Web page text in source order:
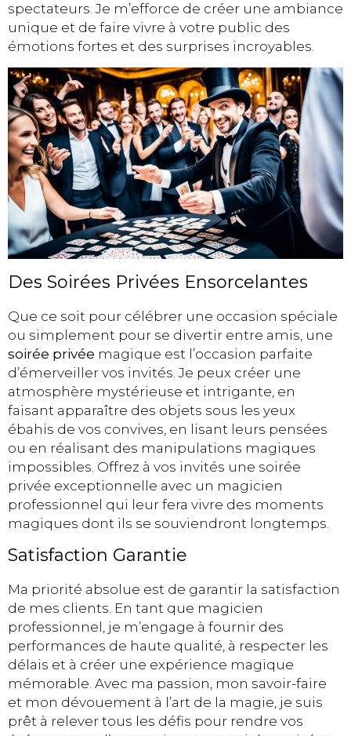
spectateurs. Je m’efforce de créer une ambiance
unique et de faire vivre à votre public des
émotions fortes et des surprises incroyables.
Des Soirées Privées Ensorcelantes
Que ce soit pour célébrer une occasion spéciale
ou simplement pour se divertir entre amis, une
soirée privée magique est l’occasion parfaite
d’émerveiller vos invités. Je peux créer une
atmosphère mystérieuse et intrigante, en
faisant apparaître des objets sous les yeux
ébahis de vos convives, en lisant leurs pensées
ou en réalisant des manipulations magiques
impossibles. Offrez à vos invités une soirée
privée exceptionnelle avec un magicien
professionnel qui leur fera vivre des moments
magiques dont ils se souviendront longtemps.
Satisfaction Garantie
Ma priorité absolue est de garantir la satisfaction
de mes clients. En tant que magicien
professionnel, je m’engage à fournir des
performances de haute qualité, à respecter les
délais et à créer une expérience magique
mémorable. Avec ma passion, mon savoir-faire
et mon dévouement à l’art de la magie, je suis
prêt à relever tous les défis pour rendre vos